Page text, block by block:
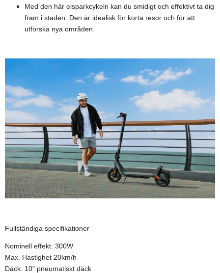
Med den här elsparkcykeln kan du smidigt och effektivt ta dig
fram i staden. Den är idealisk för korta resor och för att
utforska nya områden.
Fullständiga specifikationer
Nominell effekt: 300W
Max. Hastighet 20km/h
Däck: 10" pneumatiskt däck